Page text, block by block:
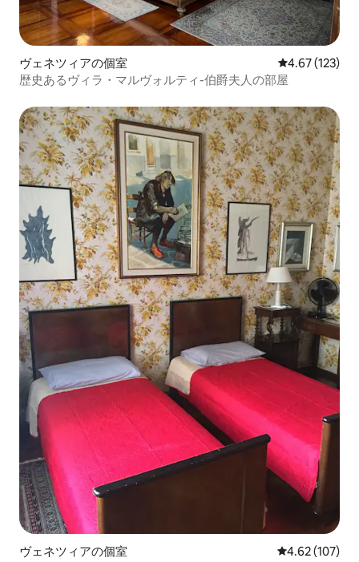
ヴェネツィアの個室 レビュー123
4.67 (123)
歴史あるヴィラ・マルヴォルティ-伯爵夫人の部屋
ヴェネツィアの個室 レビュー107
4.62 (107)